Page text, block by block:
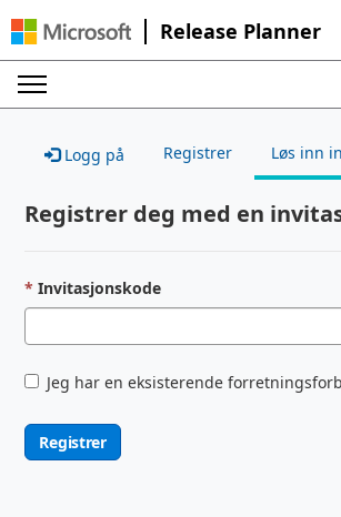
Release Planner
Logg på Registrer Løs inn
Registrer deg med en
Invitasjonskode
Jeg har en eksisterende
Registrer